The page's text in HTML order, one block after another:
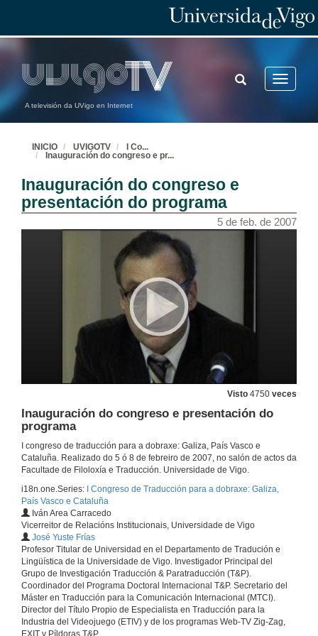
A televisión da UVigo en Internet
Toggle
TOGGLE
SEARCH
INICIO UVIGOTV I Co...
Inauguración do congreso e pr...
Inauguración do congreso e
presentación do programa
5 de feb. de 2007
Visto 4750 veces
Inauguración do congreso e presentación do
programa
I congreso de traducción para a dobraxe: Galiza, País Vasco e
Cataluña. Realizado do 5 ó 8 de febreiro de 2007, no salón de actos da
Facultade de Filoloxía e Traducción. Universidade de Vigo.
i18n.one.Series:
I Congreso de Traducción para a dobraxe: Galiza,
País Vasco e Cataluña
Iván Area Carracedo
Vicerreitor de Relacións Institucionais, Universidade de Vigo
José Yuste Frías
Profesor Titular de Universidad en el Departamento de Tradución e
Lingüística de la Universidade de Vigo. Investigador Principal del
Grupo de Investigación Traducción & Paratraducción (T&P).
Coordinador del Programa Doctoral Internacional T&P. Secretario del
Máster en Traducción para la Comunicación Internacional (MTCI).
Director del Título Propio de Especialista en Traducción para la
Industria del Videojuego (ETIV) y de los programas Web-TV Zig-Zag,